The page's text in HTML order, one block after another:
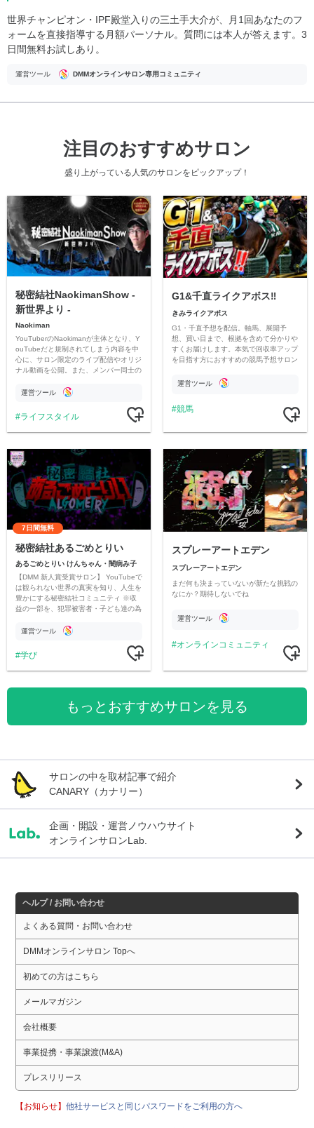
世界チャンピオン・IPF殿堂入りの三土手大介が、月1回あなたのフ
ォームを直接指導する月額パーソナル。質問には本人が答えます。3
日間無料お試しあり。
運営ツール DMMオンラインサロン専用コミュニティ
注目のおすすめサロン
盛り上がっている人気のサロンをピックアップ！
秘密結社NaokimanShow -
新世界より -
Naokiman
YouTuberのNaokimanが主体となり、Y
ouTubeだと規制されてしまう内容を中
心に、サロン限定のライブ配信やオリジ
ナル動画を公開。また、メンバー同士の
ただいています。
運営ツール
ライフスタイル
G1&千直ライクアボス‼️
きみライクアボス
G1・千直予想を配信。軸馬、展開予
想、買い目まで、根拠を含めて分かりや
すくお届けします。本気で回収率アップ
を目指す方におすすめの競馬予想サロン
運営ツール
競馬
7日間無料
秘密結社あるごめとりい
あるごめとりい けんちゃん・闇病み子
【DMM 新人賞受賞サロン】 YouTubeで
は観られない世界の真実を知り、人生を
豊かにする秘密結社コミュニティ ※収
益の一部を、犯罪被害者・子ども達の為
す運営ツール
学び
スプレーアートエデン
スプレーアートエデン
まだ何も決まっていないが新たな挑戦の
なにか？期待しないでね
運営ツール
オンラインコミュニティ
もっとおすすめサロンを見る
サロンの中を取材記事で紹介
CANARY（カナリー）
企画・開設・運営ノウハウサイト
オンラインサロンLab.
ヘルプ / お問い合わせ
よくある質問・お問い合わせ
DMMオンラインサロン Topへ
初めての方はこちら
メールマガジン
会社概要
事業提携・事業譲渡(M&A)
プレスリリース
【お知らせ】他社サービスと同じパスワードをご利用の方へ